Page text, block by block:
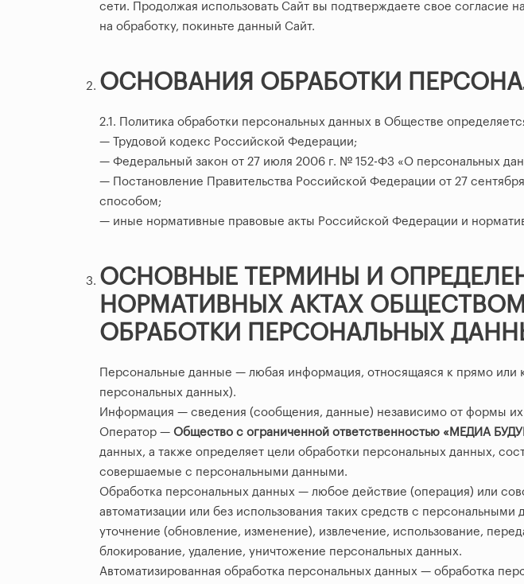
сети. Продолжая использовать Сайт вы подтверждаете свое
на обработку, покиньте данный Сайт.
ОСНОВАНИЯ ОБРАБОТКИ
2.1. Политика обработки персональных данных в Обществе
— Трудовой кодекс Российской Федерации;
— Федеральный закон от 27 июля 2006 г. № 152-ФЗ «О персональных
— Постановление Правительства Российской Федерации от 27
способом;
— иные нормативные правовые акты Российской Федерации и
ОСНОВНЫЕ ТЕРМИНЫ И
НОРМАТИВНЫХ АКТАХ
ОБРАБОТКИ ПЕРСОНАЛЬНЫХ
Персональные данные — любая информация, относящаяся к прямо
персональных данных).
Информация — сведения (сообщения, данные) независимо от формы их
Оператор — Общество с ограниченной ответственностью «МЕДИА
данных, а также определяет цели обработки персональных данных,
совершаемые с персональными данными.
Обработка персональных данных — любое действие (операция) или
автоматизации или без использования таких средств с
уточнение (обновление, изменение), извлечение, использование,
блокирование, удаление, уничтожение персональных данных.
Автоматизированная обработка персональных данных — обработка